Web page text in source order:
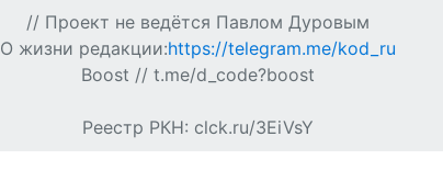
// Проект не ведётся Павлом Дуровым
О жизни редакции:https://telegram.me/kod_ru
Boost // t.me/d_code?boost
Реестр РКН: clck.ru/3EiVsY